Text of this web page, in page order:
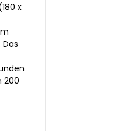
x
200